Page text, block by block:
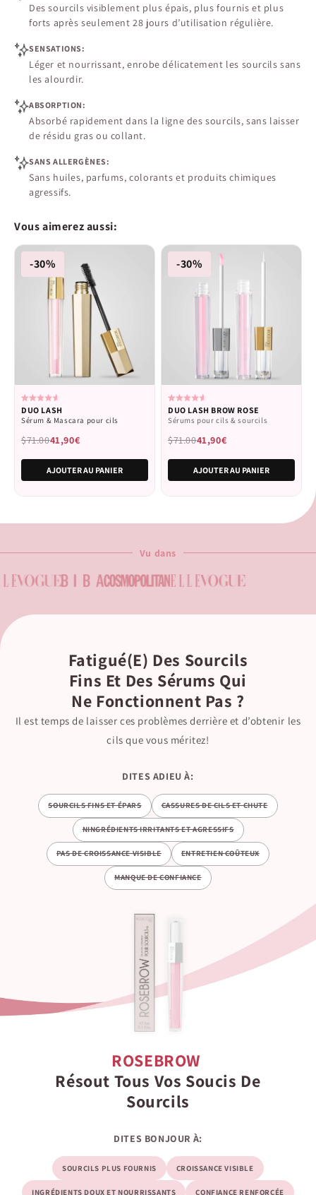
Des sourcils visiblement plus épais, plus fournis et plus
forts après seulement 28 jours d’utilisation régulière.
SENSATIONS:
Léger et nourrissant, enrobe délicatement les sourcils sans
les alourdir.
ABSORPTION:
Absorbé rapidement dans la ligne des sourcils, sans laisser
de résidu gras ou collant.
SANS ALLERGÈNES:
Sans huiles, parfums, colorants et produits chimiques
agressifs.
Vous aimerez aussi:
-30%
Calificado
4.6
de
5
estrellas
DUO LASH
Sérum & Mascara pour cils
$71.0041,90€
AJOUTER AU PANIER
-30%
Calificado
4.6
de
5
estrellas
DUO LASH BROW ROSE
Sérums pour cils & sourcils
$71.0041,90€
AJOUTER AU PANIER
Vu dans
Fatigué(e) Des Sourcils
Fins Et Des Sérums Qui
Ne Fonctionnent Pas ?
Il est temps de laisser ces problèmes derrière et d’obtenir les
cils que vous méritez!
DITES ADIEU À:
SOURCILS FINS ET ÉPARS CASSURES DE CILS ET CHUTE
NINGRÉDIENTS IRRITANTS ET AGRESSIFS
PAS DE CROISSANCE VISIBLE ENTRETIEN COÛTEUX
MANQUE DE CONFIANCE
ROSEBROW
Résout Tous Vos Soucis De
Sourcils
DITES BONJOUR À:
SOURCILS PLUS FOURNIS CROISSANCE VISIBLE
INGRÉDIENTS DOUX ET NOURRISSANTS CONFIANCE RENFORCÉE